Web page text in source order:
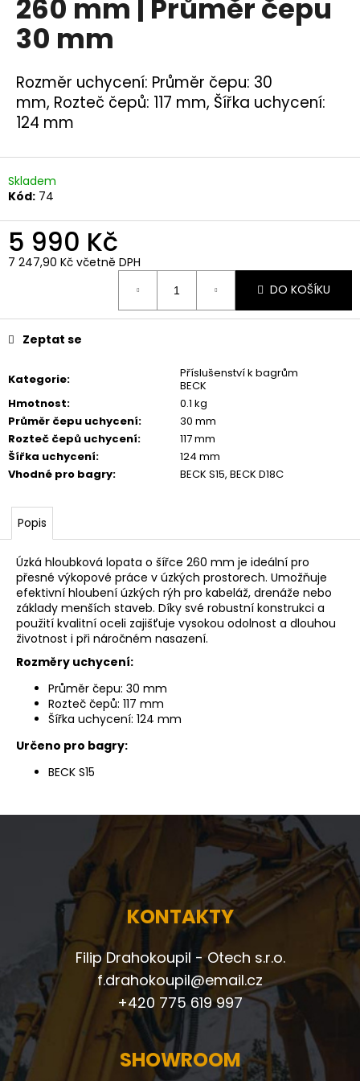
260 mm | Průměr čepu
30 mm
Rozměr uchycení: Průměr čepu: 30
mm, Rozteč čepů: 117 mm, Šířka uchycení:
124 mm
Skladem
Kód: 74
5 990 Kč
7 247,90 Kč včetně DPH
DO KOŠÍKU
Kategorie:
Příslušenství k bagrům
BECK
Hmotnost:
0.1 kg
Průměr čepu uchycení:
30 mm
Rozteč čepů uchycení:
117 mm
Šířka uchycení:
124 mm
Vhodné pro bagry: BECK S15, BECK D18C
Zeptat se
Popis
Úzká hloubková lopata o šířce 260 mm je ideální pro
přesné výkopové práce v úzkých prostorech. Umožňuje
efektivní hloubení úzkých rýh pro kabeláž, drenáže nebo
základy menších staveb. Díky své robustní konstrukci a
použití kvalitní oceli zajišťuje vysokou odolnost a dlouhou
životnost i při náročném nasazení.
Rozměry uchycení:
Průměr čepu: 30 mm
Rozteč čepů: 117 mm
Šířka uchycení: 124 mm
Určeno pro bagry:
BECK S15
KONTAKTY
Filip Drahokoupil - Otech s.r.o.
f.drahokoupil@email.cz
+420 775 619 997
SHOWROOM
a
j
t
?
D
u
u
j
e
m
e